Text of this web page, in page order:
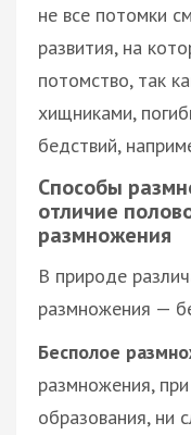
не все потомки
развития, на
потомство, так
хищниками,
бедствий,
Способы
отличие
размножения
В природе
размножения —
Бесполое
размножения,
образования, ни